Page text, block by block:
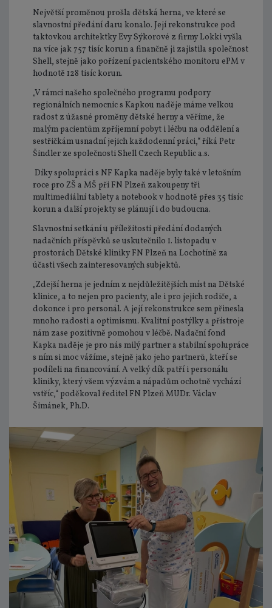
Největší proměnou prošla dětská herna, ve které se
slavnostní předání daru konalo. Její rekonstrukce pod
taktovkou architektky Evy Sýkorové z firmy Lokki vyšla
na více jak 757 tisíc korun a finančně ji zajistila společnost
Shell, stejně jako pořízení pacientského monitoru ePM v
hodnotě 128 tisíc korun.
„V rámci našeho společného programu podpory
regionálních nemocnic s Kapkou naděje máme velkou
radost z úžasné proměny dětské herny a věříme, že
malým pacientům zpříjemní pobyt i léčbu na oddělení a
sestřičkám usnadní jejich každodenní práci,“ říká Petr
Šindler ze společnosti Shell Czech Republic a.s.
Díky spolupráci s NF Kapka naděje byly také v letošním
roce pro ZŠ a MŠ při FN Plzeň zakoupeny tři
multimediální tablety a notebook v hodnotě přes 35 tisíc
korun a další projekty se plánují i do budoucna.
Slavnostní setkání u příležitosti předání dodaných
nadačních příspěvků se uskutečnilo 1. listopadu v
prostorách Dětské kliniky FN Plzeň na Lochotíně za
účasti všech zainteresovaných subjektů.
„Zdejší herna je jedním z nejdůležitějších míst na Dětské
klinice, a to nejen pro pacienty, ale i pro jejich rodiče, a
dokonce i pro personál. A její rekonstrukce sem přinesla
mnoho radosti a optimismu. Kvalitní postýlky a přístroje
nám zase pozitivně pomohou v léčbě. Nadační fond
Kapka naděje je pro nás milý partner a stabilní spolupráce
s ním si moc vážíme, stejně jako jeho partnerů, kteří se
podíleli na financování. A velký dík patří i personálu
kliniky, který všem výzvám a nápadům ochotně vychází
vstříc,“ poděkoval ředitel FN Plzeň MUDr. Václav
Šimánek, Ph.D.